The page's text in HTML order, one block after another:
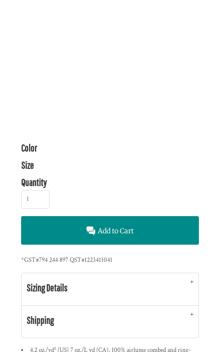
Color
Size
Quantity
Add to Cart
*GST#794 244 897 QST#1223411041
Sizing Details
Shipping
4.2 oz./yd² (US) 7 oz./L yd (CA), 100% airlumecombed and ring-